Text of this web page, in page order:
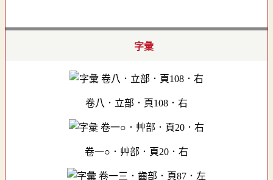
字彙
卷八．立部．頁108．右
卷一○．艸部．頁20．右